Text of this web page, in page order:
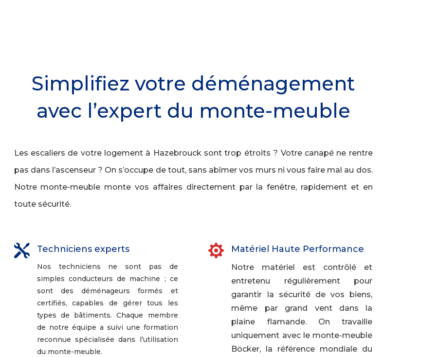
Simplifiez votre déménagement
avec l’expert du monte-meuble
Les escaliers de votre logement à Hazebrouck sont trop étroits ? Votre canapé ne rentre
pas dans l’ascenseur ? On s’occupe de tout, sans abîmer vos murs ni vous faire mal au dos.
Notre monte-meuble monte vos affaires directement par la fenêtre, rapidement et en
toute sécurité.
 Techniciens experts
Nos techniciens ne sont pas de
simples conducteurs de machine ; ce
sont des déménageurs formés et
certifiés, capables de gérer tous les
types de bâtiments. Chaque membre
de notre équipe a suivi une formation
reconnue spécialisée dans l’utilisation
du monte-meuble.
 Matériel Haute Performance
Notre matériel est contrôlé et
entretenu régulièrement pour
garantir la sécurité de vos biens,
même par grand vent dans la
plaine flamande. On travaille
uniquement avec le monte-meuble
Böcker, la référence mondiale du